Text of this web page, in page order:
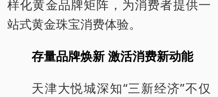
样化黄金品牌矩阵，为消费者提供一
站式黄金珠宝消费体验。
存量品牌焕新 激活消费新动能
天津大悦城深知“三新经济”不仅